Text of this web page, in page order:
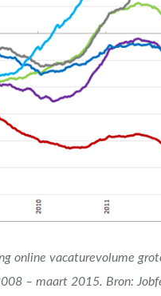
online vacaturevolume
– maart 2015. Bron: